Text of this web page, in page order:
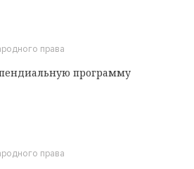
права
программу
права